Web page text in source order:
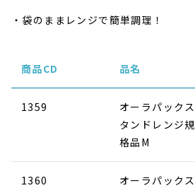
袋のままレンジで簡単調理！
商品CD 品名
1359
オーラパックス
タンドレンジ規
格品M
1360
オーラパックス